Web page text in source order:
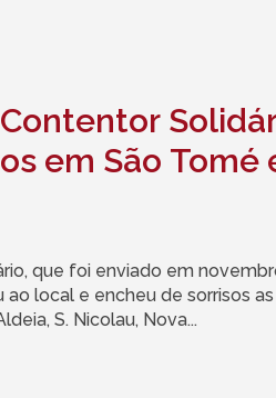
em São Tomé
que foi enviado em
ao local e encheu de sorrisos
S. Nicolau, Nova...